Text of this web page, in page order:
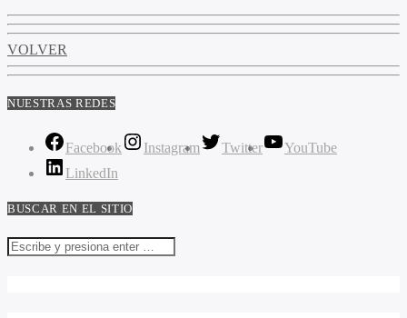
VOLVER
NUESTRAS REDES
Facebook Instagram Twitter
YouTube
LinkedIn
BUSCAR EN EL SITIO